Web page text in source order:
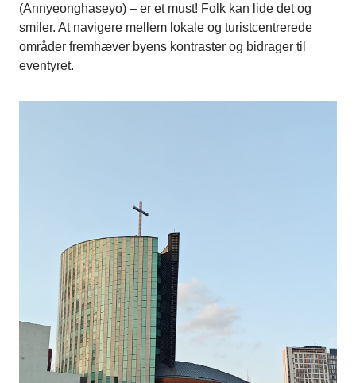
(Annyeonghaseyo) – er et must! Folk kan lide det og
smiler. At navigere mellem lokale og turistcentrerede
områder fremhæver byens kontraster og bidrager til
eventyret.